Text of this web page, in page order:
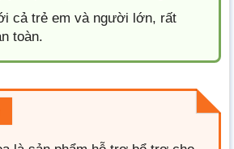
cả trẻ em và người lớn, rất
toàn.